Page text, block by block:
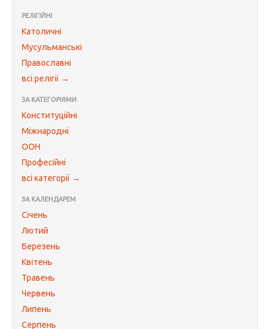
РЕЛІГІЙНІ
Католичні
Мусульманські
Православні
всі релігії →
ЗА КАТЕГОРІЯМИ
Конституційні
Міжнародні
ООН
Професійні
всі категорії →
ЗА КАЛЕНДАРЕМ
Січень
Лютий
Березень
Квітень
Травень
Червень
Липень
Серпень